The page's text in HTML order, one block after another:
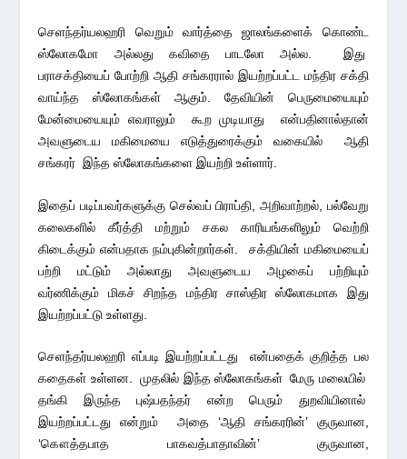
செளந்தர்யலஹரி வெறும் வார்த்தை ஜாலங்களைக் கொண்ட
ஸ்லோகமோ அல்லது கவிதை பாடலோ அல்ல. இது
பராசக்தியைப் போற்றி ஆதி சங்கரரால் இயற்றப்பட்ட மந்திர சக்தி
வாய்ந்த ஸ்லோகங்கள் ஆகும். தேவியின் பெருமையையும்
மேன்மையையும் எவராலும் கூற முடியாது என்பதினால்தான்
அவளுடைய மகிமையை எடுத்துரைக்கும் வகையில் ஆதி
சங்கரர் இந்த ஸ்லோகங்களை இயற்றி உள்ளார்.
இதைப் படிப்பவர்களுக்கு செல்வப் பிராப்தி, அறிவாற்றல், பல்வேறு
கலைகளில் கீர்த்தி மற்றும் சகல காரியங்களிலும் வெற்றி
கிடைக்கும் என்பதாக நம்புகின்றார்கள். சக்தியின் மகிமையைப்
பற்றி மட்டும் அல்லாது அவளுடைய அழகைப் பற்றியும்
வர்ணிக்கும் மிகச் சிறந்த மந்திர சாஸ்திர ஸ்லோகமாக இது
இயற்றப்பட்டு உள்ளது.
செளந்தர்யலஹரி எப்படி இயற்றப்பட்டது என்பதைக் குறித்த பல
கதைகள் உள்ளன. முதலில் இந்த ஸ்லோகங்கள் மேரு மலையில்
தங்கி இருந்த புஷ்பதந்தர் என்ற பெரும் துறவியினால்
இயற்றப்பட்டது என்றும் அதை ‘ஆதி சங்கரரின்’ குருவான,
‘கௌத்தபாத பாகவத்பாதாவின்’ குருவான,